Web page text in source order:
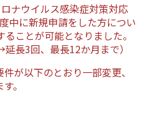
ナウイルス感染症対策対応
中に新規申請をした方につい
ことが可能となりました。
長3回、最長12か月まで）
が以下のとおり一部変更、
。